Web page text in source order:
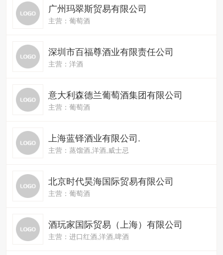
广州玛翠斯贸易有限公司
主营：葡萄酒
深圳市百福尊酒业有限责任公司
主营：洋酒
意大利森德兰葡萄酒集团有限公司
主营：葡萄酒
上海蓝铎酒业有限公司.
主营：蒸馏酒,洋酒,威士忌
北京时代昊海国际贸易有限公司
主营：葡萄酒
酒玩家国际贸易（上海）有限公司
主营：进口红酒,洋酒,啤酒